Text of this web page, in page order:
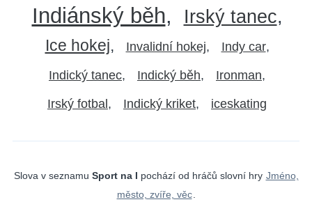
Indiánský běh Irský tanec
Ice hokej Invalidní hokej Indy car
Indický tanec Indický běh Ironman
Irský fotbal Indický kriket iceskating
Slova v seznamu Sport na I pochází od hráčů slovní hry Jméno,
město, zvíře, věc